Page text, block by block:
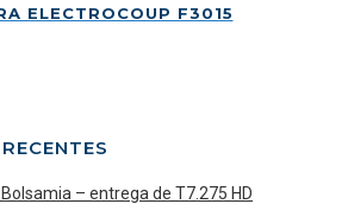
ELECTROCOUP F3015
– entrega de T7.275 HD